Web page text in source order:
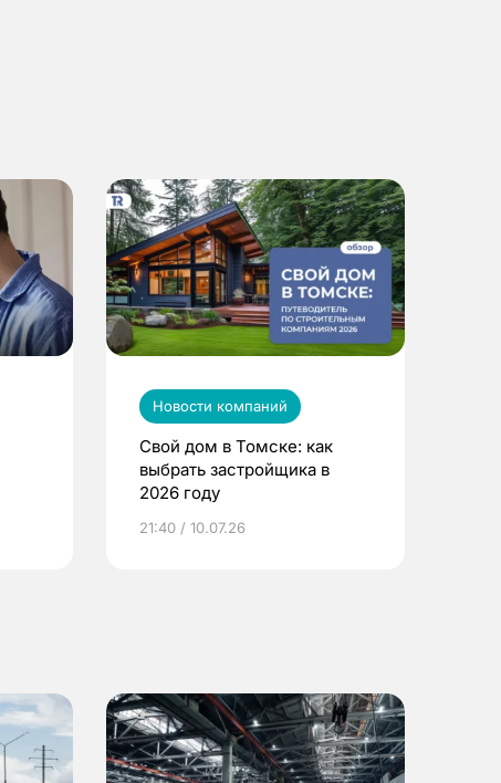
Новости компаний
Свой дом в Томске: как
выбрать застройщика в
2026 году
21:40 / 10.07.26